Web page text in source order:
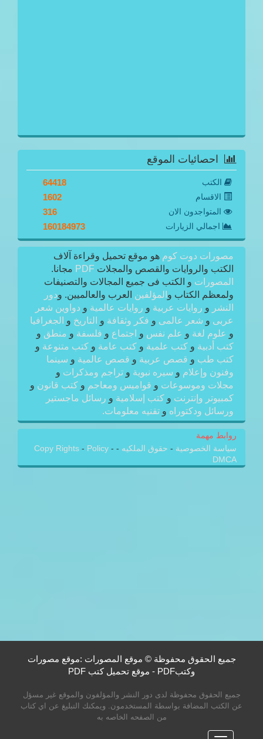
احصائيات الموقع
الكتب 64418
الاقسام 1602
المتواجدون الان 316
اجمالي الزيارات 160184973
مصورات دوت كوم هو موقع تحميل وقراءة آلاف
الكتب والروايات والقصص والمجلات PDF مجانا.
المصورات و الكتب فى جميع المجالات والتصنيفات
ولمعظم الكتاب و المؤلفين العرب والعالميين. ودور
النشر و روايات عربية و روايات عالمية و دواوين شعر
عربى و شعر عالمى و فكر وثقافة و التاريخ و الجغرافيا
و علوم لغة و علم نفس و اجتماع و فلسفة و منطق و
كتب أدبية و كتب علمية و كتب عامة و كتب متنوعة و
كتب طب و قصص عربية و قصص عالمية و سينما
وفنون وإعلام و سيره نبوية و تراجم ومذكرات و
مجلات وموسوعات و قواميس ومعاجم و كتب قانون و
كمبيوتر وإنترنت و كتب إسلامية و رسائل ماجستير
ورسائل ودكتوراه و تقنيه معلومات.
روابط مهمة
سياسة الخصوصية - حقوق الملكيه -
Copy Rights - Policy -
DMCA
جميع الحقوق محفوظة © موقع المصورات :موقع مصورات
وكتبPDF - موقع تحميل كتب PDF
جميع الحقوق محفوظة لدى دور النشر والمؤلفون والموقع غير مسؤل
عن الكتب المضافة بواسطة المستخدمون. ويمكنك التبليغ عن اي كتاب
من الصفحه الخاصه به